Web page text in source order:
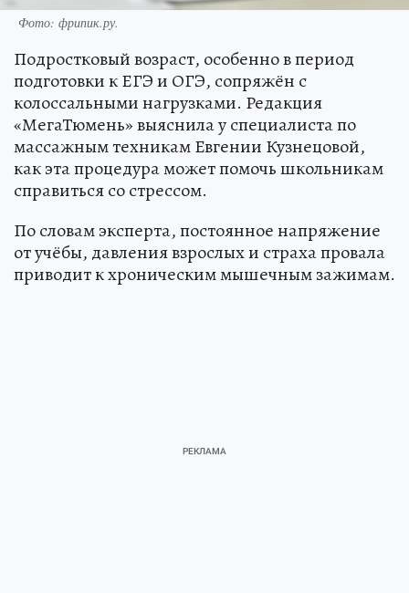
Фото: фрипик.ру.
Подростковый возраст, особенно в период
подготовки к ЕГЭ и ОГЭ, сопряжён с
колоссальными нагрузками. Редакция
«МегаТюмень» выяснила у специалиста по
массажным техникам Евгении Кузнецовой,
как эта процедура может помочь школьникам
справиться со стрессом.
По словам эксперта, постоянное напряжение
от учёбы, давления взрослых и страха провала
приводит к хроническим мышечным зажимам.